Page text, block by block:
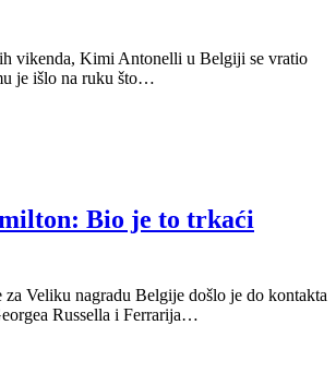
vikenda, Kimi Antonelli u Belgiji se vratio
je išlo na ruku što…
Bio je to trkaći
Veliku nagradu Belgije došlo je do kontakta
Russella i Ferrarija…